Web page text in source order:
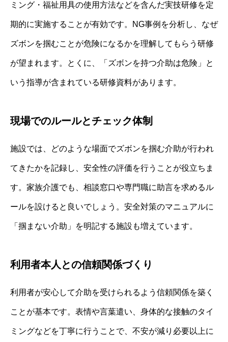
ミング・福祉用具の使用方法などを含んだ実技研修を定
期的に実施することが有効です。NG事例を分析し、なぜ
ズボンを掴むことが危険になるかを理解してもらう研修
が望まれます。とくに、「ズボンを持つ介助は危険」と
いう指導が含まれている研修資料があります。
現場でのルールとチェック体制
施設では、どのような場面でズボンを掴む介助が行われ
てきたかを記録し、安全性の評価を行うことが役立ちま
す。家族介護でも、相談窓口や専門職に助言を求めるル
ールを設けると良いでしょう。安全対策のマニュアルに
「掴まない介助」を明記する施設も増えています。
利用者本人との信頼関係づくり
利用者が安心して介助を受けられるよう信頼関係を築く
ことが基本です。表情や言葉遣い、身体的な接触のタイ
ミングなどを丁寧に行うことで、不安が減り必要以上に